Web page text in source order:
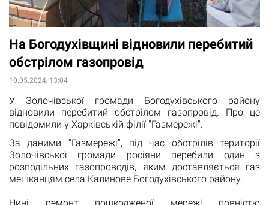
На Богодухівщині відновили перебитий
обстрілом газопровід
10.05.2024, 13:04
У Золочівської громади Богодухівського району
відновили перебитий обстрілом газопровід. Про це
повідомили у Харківській філії "Газмережі".
За даними "Газмережі", під час обстрілів території
Золочівської громади росіяни перебили один з
розподільних газопроводів, яким доставляється газ
мешканцям села Калинове Богодухівського району.
Нині ремонт пошкодженої мережі повністю